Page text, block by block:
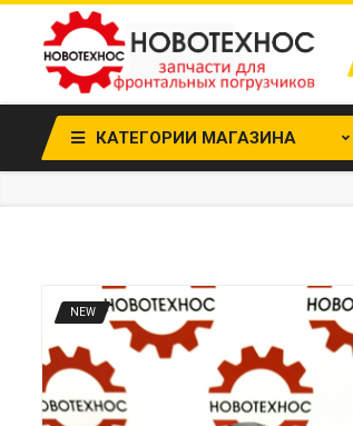
КАТЕГОРИИ МАГАЗИНА
NEW